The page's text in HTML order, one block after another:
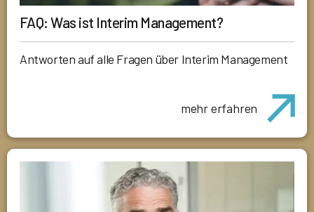
FAQ: Was ist Interim Management?
Antworten auf alle Fragen über Interim Management
mehr erfahren